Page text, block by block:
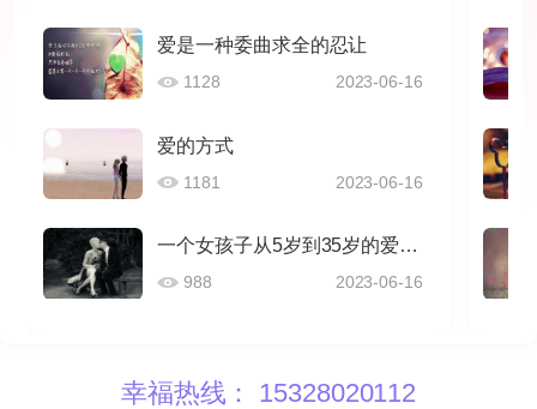
爱是一种委曲求全的忍让
1128 2023-06-16
爱的方式
1181 2023-06-16
一个女孩子从5岁到35岁的爱情感悟
988 2023-06-16
幸福热线： 15328020112